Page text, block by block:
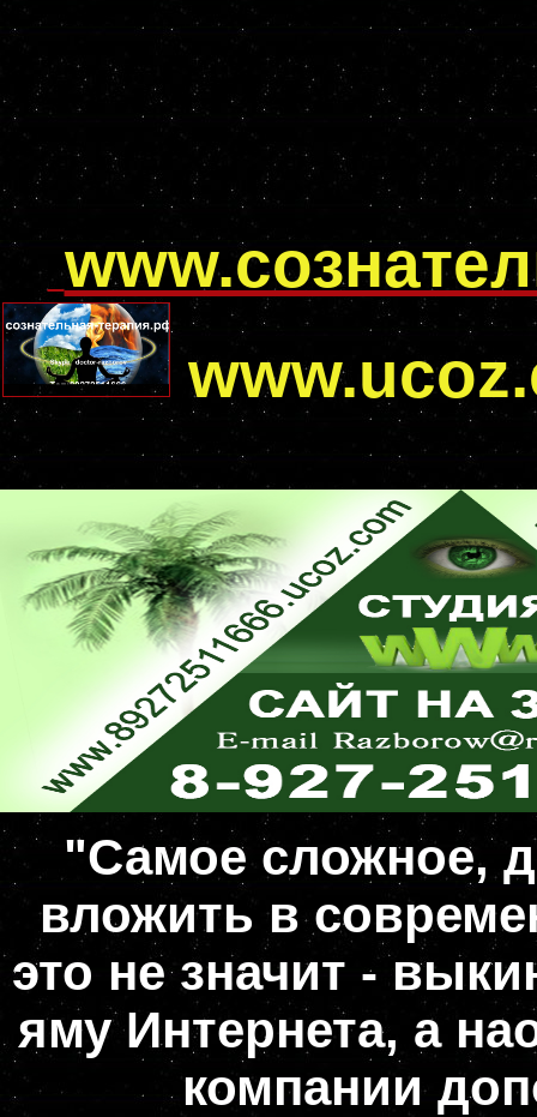
"Самое сложное,
вложить в
это не значит -
яму Интернета, а
компании